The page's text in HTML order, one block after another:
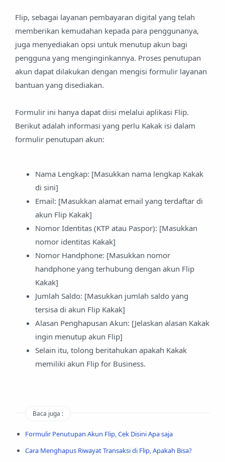
Flip, sebagai layanan pembayaran digital yang telah
memberikan kemudahan kepada para penggunanya,
juga menyediakan opsi untuk menutup akun bagi
pengguna yang menginginkannya. Proses penutupan
akun dapat dilakukan dengan mengisi formulir layanan
bantuan yang disediakan.
Formulir ini hanya dapat diisi melalui aplikasi Flip.
Berikut adalah informasi yang perlu Kakak isi dalam
formulir penutupan akun:
Nama Lengkap: [Masukkan nama lengkap Kakak
di sini]
Email: [Masukkan alamat email yang terdaftar di
akun Flip Kakak]
Nomor Identitas (KTP atau Paspor): [Masukkan
nomor identitas Kakak]
Nomor Handphone: [Masukkan nomor
handphone yang terhubung dengan akun Flip
Kakak]
Jumlah Saldo: [Masukkan jumlah saldo yang
tersisa di akun Flip Kakak]
Alasan Penghapusan Akun: [Jelaskan alasan Kakak
ingin menutup akun Flip]
Selain itu, tolong beritahukan apakah Kakak
memiliki akun Flip for Business.
Baca juga :
Formulir Penutupan Akun Flip, Cek Disini Apa saja
Cara Menghapus Riwayat Transaksi di Flip, Apakah Bisa?